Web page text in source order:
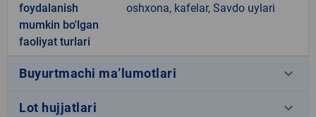
foydalanish
mumkin bo'lgan
faoliyat turlari
oshxona, kafelar, Savdo uylari
Buyurtmachi ma’lumotlari keyboard_arrow_down
Lot hujjatlari keyboard_arrow_down